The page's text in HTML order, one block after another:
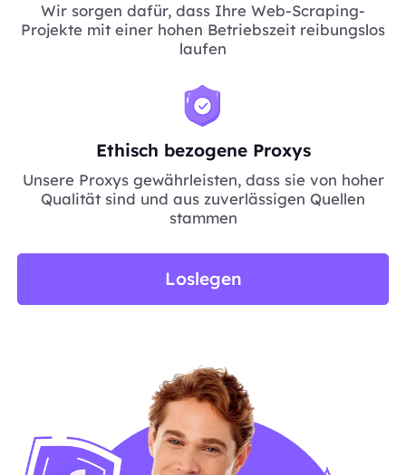
Wir sorgen dafür, dass Ihre Web-Scraping-
Projekte mit einer hohen Betriebszeit reibungslos
laufen
Ethisch bezogene Proxys
Unsere Proxys gewährleisten, dass sie von hoher
Qualität sind und aus zuverlässigen Quellen
stammen
Loslegen